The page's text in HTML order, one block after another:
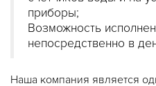
приборы;
Возможность
непосредственно в
Наша компания является